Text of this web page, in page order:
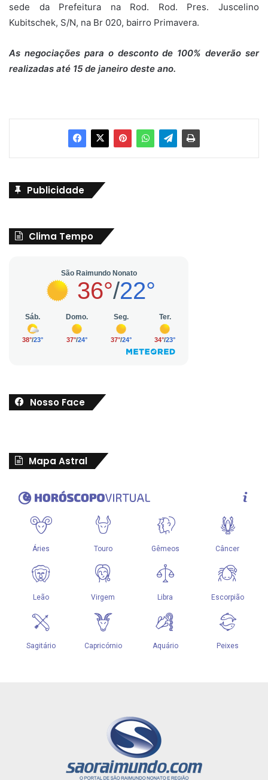
sede da Prefeitura na Rod. Rod. Pres. Juscelino
Kubitschek, S/N, na Br 020, bairro Primavera.
As negociações para o desconto de 100% deverão ser
realizadas até 15 de janeiro deste ano.
Publicidade
Clima Tempo
Nosso Face
Mapa Astral